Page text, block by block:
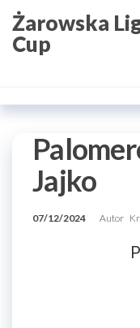
Przejdź
do
treści
Żarowska
Cup
Jajko
07/12/2024 Autor